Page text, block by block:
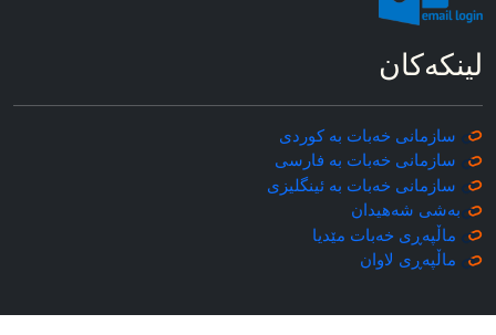
لینکه‌کان
سازمانی خه‌بات به کوردی
سازمانی خه‌بات به فارسی
سازمانی خه‌بات به ئینگلیزی
به‌شی شه‌هیدان
ماڵپه‌ڕی خه‌بات مێدیا
ماڵپه‌ڕی لاوان